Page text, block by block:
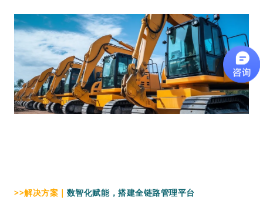
>>解决方案｜ 数智化赋能，搭建全链路管理平台